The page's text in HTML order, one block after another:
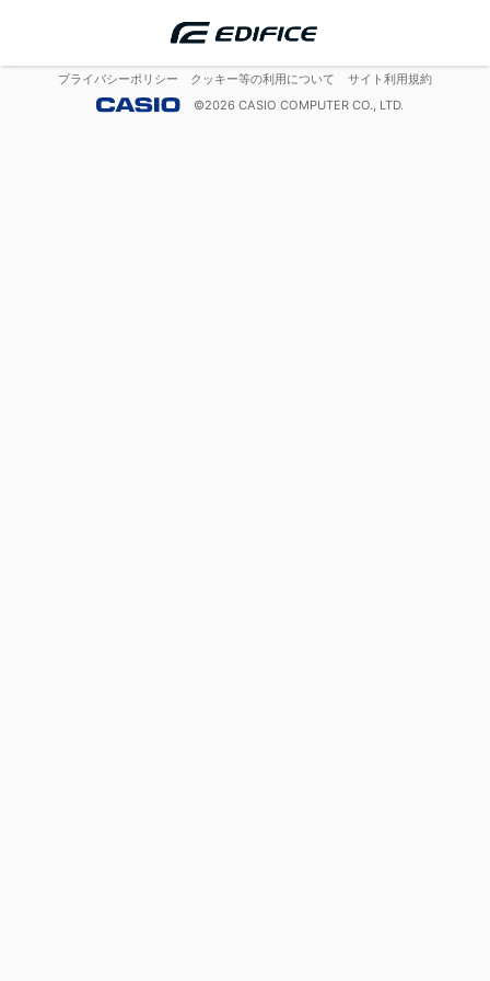
プライバシーポリシー クッキー等の利用について
サイト利用規約
©2026 CASIO COMPUTER CO., LTD.